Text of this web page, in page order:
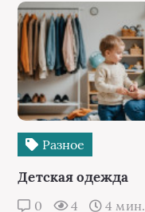
Разное
Детская одежда
0 4 4 мин.